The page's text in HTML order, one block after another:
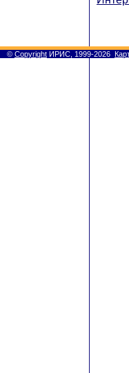
© Copyright ИРИС, 1999-2026